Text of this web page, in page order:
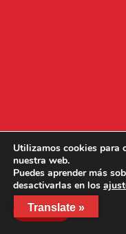
Translate »
Utilizamos cookies para
nuestra web.
Puedes aprender más
desactivarlas en los
Aceptar